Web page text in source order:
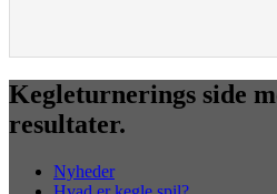
Kegleturnerings side
resultater.
Nyheder